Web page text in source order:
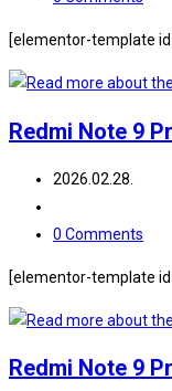
[elementor-template
Redmi Note 9
Post
2026.02.28.
category:
Post
0 Comments
[elementor-template
Redmi Note 9